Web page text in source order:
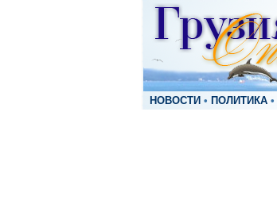
НОВОСТИ • ПОЛИТИКА •